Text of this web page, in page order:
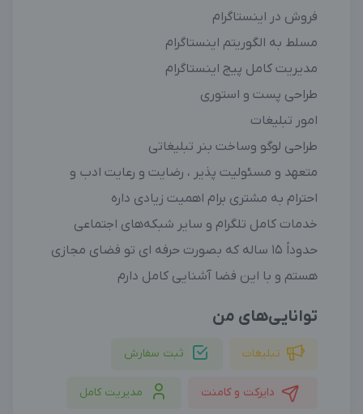
فروش در اینستاگرام
مسلط به الگوریتم اینستاگرام
مدیریت کامل پیج اینستاگرام
طراحی پست و استوری
امور تبلیغات
طراحی لوگو وساخت بنر تبلیغاتی
متعهد و مسئولیت پذیر ، رضایت و رعایت ادب و
احترام به مشتری برام اهمیت زیادی داره
خدمات کامل تلگرام و سایر شبکه‌های اجتماعی
حدوداً 15 ساله که بصورت حرفه ای تو فضای مجازی
هستم و با این فضا آشنایی کامل دارم
توانایی‌های من
تبلیغات ثبت سفارش
دایرکت و کامنت مدیریت کامل